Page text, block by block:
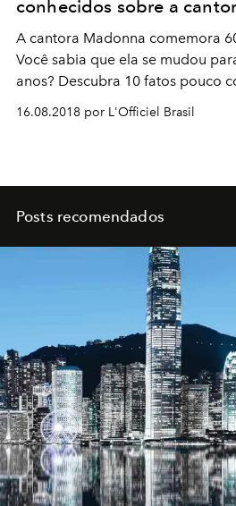
conhecidos sobre a
A cantora Madonna comemora
Você sabia que ela se mudou
anos? Descubra 10 fatos pouco
16.08.2018 por L'Officiel Brasil
Posts recomendados